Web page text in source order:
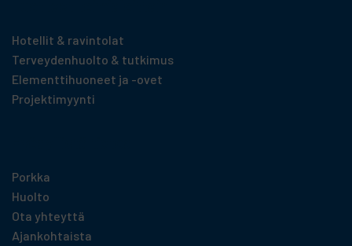
Hotellit & ravintolat
Terveydenhuolto & tutkimus
Elementti­huoneet ja -ovet
Projektimyynti
Porkka
Huolto
Ota yhteyttä
Ajankohtaista